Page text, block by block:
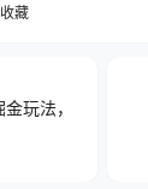
收藏
玩法，